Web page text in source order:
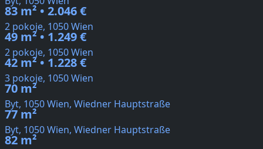
83 m² • 2.046 €
2 pokoje, 1050 Wien
49 m² • 1.249 €
2 pokoje, 1050 Wien
42 m² • 1.228 €
3 pokoje, 1050 Wien
70 m²
Byt, 1050 Wien, Wiedner Hauptstraße
77 m²
Byt, 1050 Wien, Wiedner Hauptstraße
82 m²